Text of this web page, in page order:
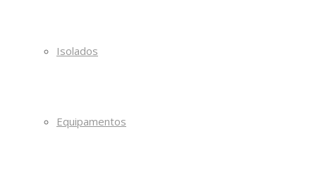
Isolados
Equipamentos